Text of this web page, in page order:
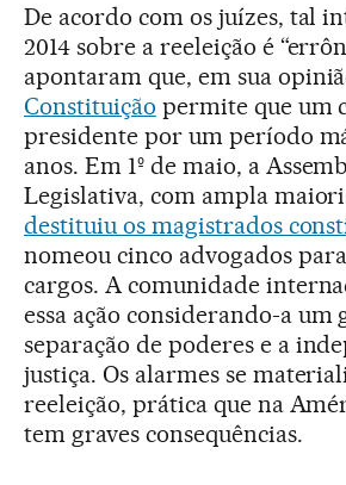
De acordo com os juízes, tal
2014 sobre a reeleição é
apontaram que, em sua
Constituição permite que um
presidente por um período
anos. Em 1º de maio, a
Legislativa, com ampla
destituiu os magistrados
nomeou cinco advogados
cargos. A comunidade
essa ação considerando-a um
separação de poderes e a
justiça. Os alarmes se
reeleição, prática que na
tem graves consequências.